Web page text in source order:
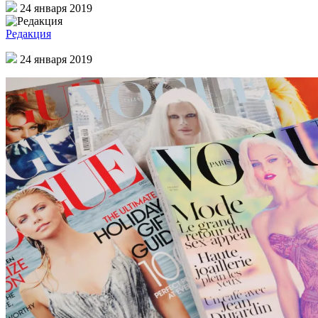
24 января 2019
Редакция
24 января 2019